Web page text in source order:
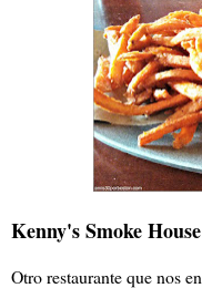
Kenny's Smoke House
Otro restaurante que nos